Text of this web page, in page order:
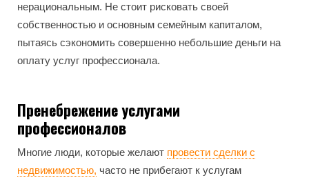
нерациональным. Не стоит рисковать своей
собственностью и основным семейным капиталом,
пытаясь сэкономить совершенно небольшие деньги на
оплату услуг профессионала.
Пренебрежение услугами
профессионалов
Многие люди, которые желают провести сделки с
недвижимостью, часто не прибегают к услугам